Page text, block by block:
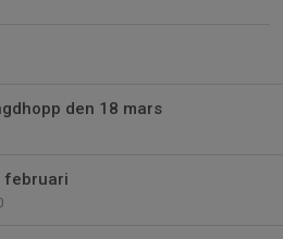
den 18 mars
februari